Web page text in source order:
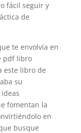
fácil seguir y
de
te envolvía en
pdf libro
este libro de
su
fomentan la
en
busque